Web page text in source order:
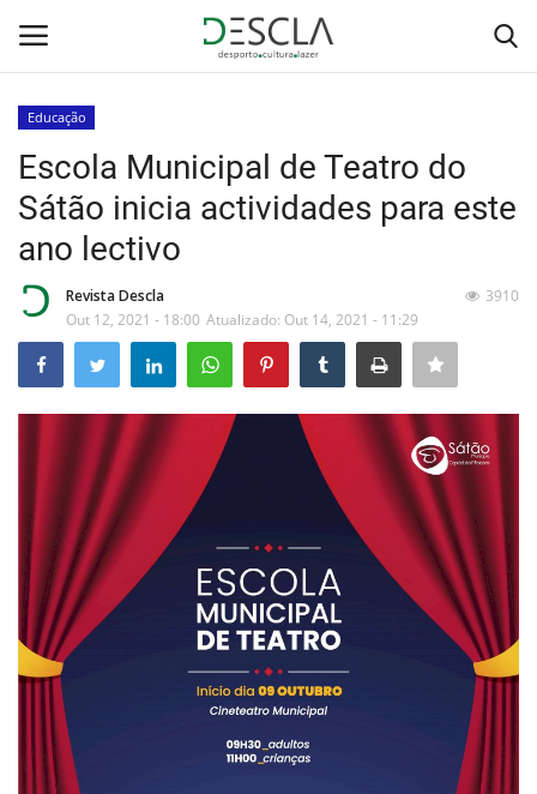
Home
Desporto
Sobre Nós
Educação
Estatuto Editorial
Saúde
Ficha técnica
Cultura
Educação
Escola Municipal de Teatro do
Sátão inicia actividades para este
ano lectivo
Revista Descla
Out 12, 2021 - 18:00 Atualizado: Out 14, 2021 - 11:29
3910